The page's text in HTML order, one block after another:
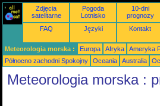
Zdjęcia
satelitarne
Pogoda
Lotnisko
10-dni
prognozy
FAQ Języki Kontakt
Meteorologia morska : Europa Afryka Ameryka
Północno zachodni Spokojny
Oceania Australia
Meteorologia morska :